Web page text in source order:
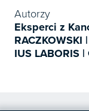
Autorzy
Eksperci z
IUS LABORIS